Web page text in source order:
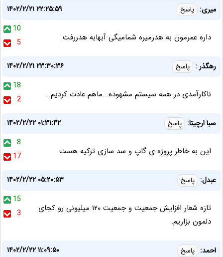
میری: پاسخ
۱۴۰۲/۲/۲۱ ۲۲:۲۵:۵۹
10
5
داره عمرمون به هدرمیره شمامیگی آبهابه هدررفت
رهگذر : پاسخ
۱۴۰۲/۲/۲۱ ۲۳:۳۰:۳۶
18
2
ناکارآمدی در همه سیستم مشهوده...ماهم عادت کردیم..
صبا ارچیتا: پاسخ
۱۴۰۲/۲/۲۲ ۰۱:۳۱:۴۲
8
17
این به خاطر پروژه ی گاپ و سد سازی ترکیه هست
عبدل: پاسخ
۱۴۰۲/۲/۲۲ ۰۵:۲۰:۵۳
15
3
تازه شعار افزایش جمعیت و جمعیت ۱۲۰ میلیونی رو کجای
دلمون بزاریم.
احمد: پاسخ
۱۴۰۲/۲/۲۲ ۱۱:۰۹:۵۰